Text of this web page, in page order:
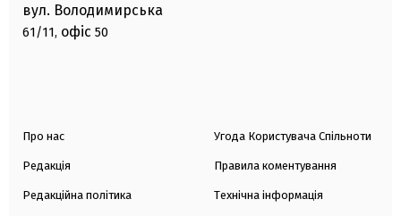
вул. Володимирська
61/11, офіс 50
Про нас
Редакція
Редакційна політика
Угода Користувача Спільноти
Правила коментування
Технічна інформація